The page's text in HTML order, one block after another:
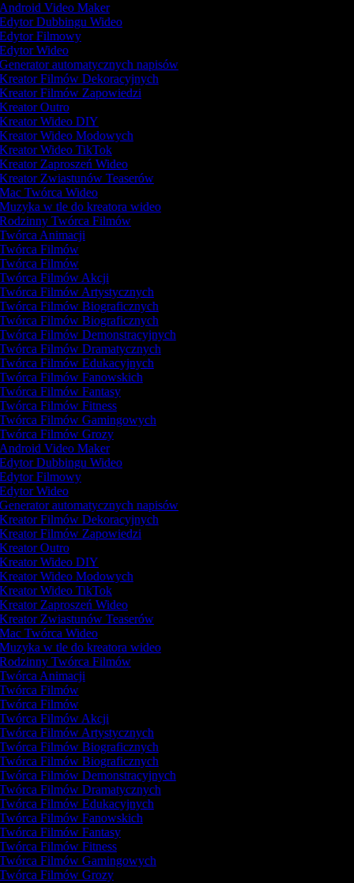
Video Maker
Dubbingu Wideo
Filmowy
Wideo
automatycznych napisów
Filmów Dekoracyjnych
Filmów Zapowiedzi
Outro
Wideo DIY
Wideo Modowych
Wideo TikTok
Zaproszeń Wideo
Zwiastunów Teaserów
Twórca Wideo
w tle do kreatora wideo
Twórca Filmów
Animacji
Filmów
Filmów
Filmów Akcji
Filmów Artystycznych
Filmów Biograficznych
Filmów Biograficznych
Filmów Demonstracyjnych
Filmów Dramatycznych
Filmów Edukacyjnych
Filmów Fanowskich
Filmów Fantasy
Filmów Fitness
Filmów Gamingowych
Filmów Grozy
Video Maker
Dubbingu Wideo
Filmowy
Wideo
automatycznych napisów
Filmów Dekoracyjnych
Filmów Zapowiedzi
Outro
Wideo DIY
Wideo Modowych
Wideo TikTok
Zaproszeń Wideo
Zwiastunów Teaserów
Twórca Wideo
w tle do kreatora wideo
Twórca Filmów
Animacji
Filmów
Filmów
Filmów Akcji
Filmów Artystycznych
Filmów Biograficznych
Filmów Biograficznych
Filmów Demonstracyjnych
Filmów Dramatycznych
Filmów Edukacyjnych
Filmów Fanowskich
Filmów Fantasy
Filmów Fitness
Filmów Gamingowych
Filmów Grozy